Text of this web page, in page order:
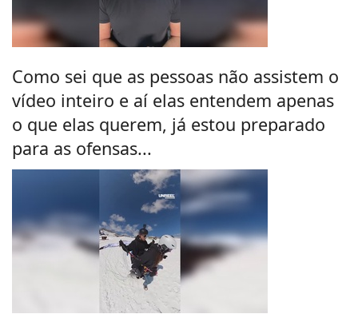
Como sei que as pessoas não assistem o
vídeo inteiro e aí elas entendem apenas
o que elas querem, já estou preparado
para as ofensas...